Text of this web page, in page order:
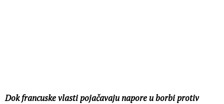
Dok francuske vlasti pojačavaju napore u borbi protiv